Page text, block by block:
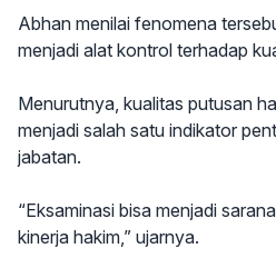
Abhan menilai fenomena
menjadi alat kontrol terhadap
Menurutnya, kualitas putusan
menjadi salah satu indikator
jabatan.
“Eksaminasi bisa menjadi
kinerja hakim,” ujarnya.